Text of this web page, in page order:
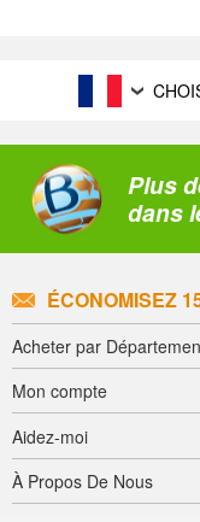
Plus
dans
ÉCONOMISEZ
Acheter par
Mon compte
Aidez-moi
À Propos De Nous